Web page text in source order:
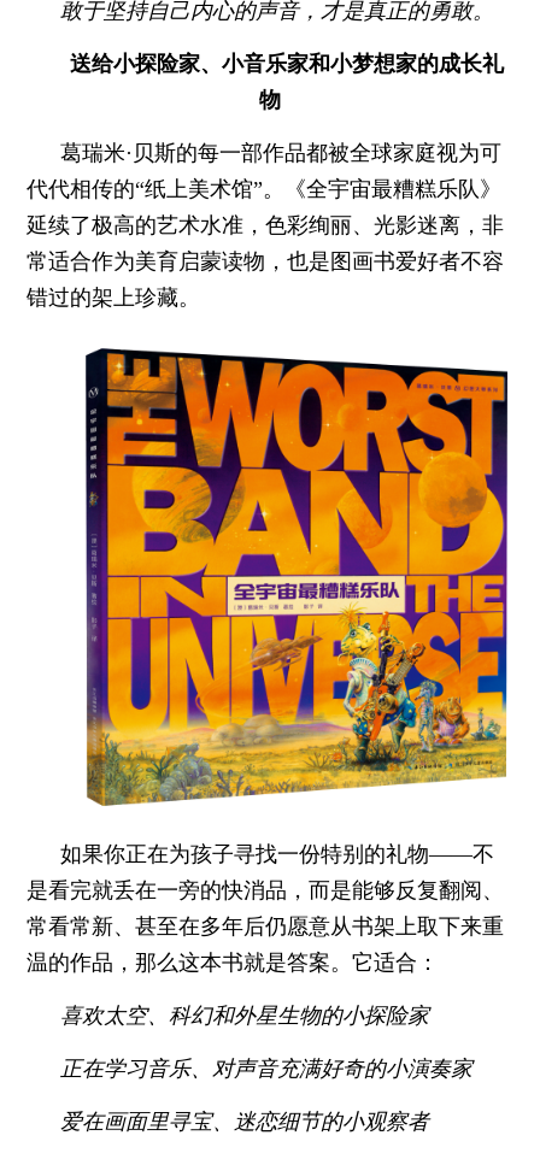
敢于坚持自己内心的声音，才是真正的勇敢。
送给小探险家、小音乐家和小梦想家的成长礼
物
葛瑞米·贝斯的每一部作品都被全球家庭视为可
代代相传的“纸上美术馆”。《全宇宙最糟糕乐队》
延续了极高的艺术水准，色彩绚丽、光影迷离，非
常适合作为美育启蒙读物，也是图画书爱好者不容
错过的架上珍藏。
如果你正在为孩子寻找一份特别的礼物——不
是看完就丢在一旁的快消品，而是能够反复翻阅、
常看常新、甚至在多年后仍愿意从书架上取下来重
温的作品，那么这本书就是答案。它适合：
喜欢太空、科幻和外星生物的小探险家
正在学习音乐、对声音充满好奇的小演奏家
爱在画面里寻宝、迷恋细节的小观察者